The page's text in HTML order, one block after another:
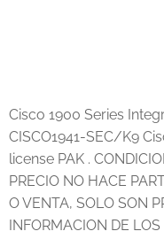
Cisco 1900 Series
CISCO1941-SEC/K9
license PAK .
PRECIO NO HACE
O VENTA, SOLO SON
INFORMACION DE